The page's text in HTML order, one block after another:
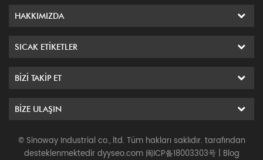
HAKKIMIZDA
SICAK ETIKETLER
BIZI TAKIP ET
BIZE ULAŞIN
© Sinoway Industrial co., ltd. Tüm hakları saklıdır. tarafından
desteklenmektedirdyyseo.com 闽ICP备18003303号| Blog